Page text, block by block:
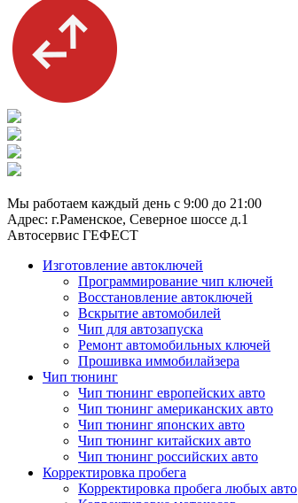
Мы работаем каждый день с 9:00 до 21:00
Адрес: г.Раменское, Северное шоссе д.1
Автосервис ГЕФЕСТ
Изготовление автоключей
Программирование чип ключей
Восстановление автоключей
Вскрытие автомобилей
Чип для автозапуска
Ремонт автомобильных ключей
Прошивка иммобилайзера
Чип тюнинг
Чип тюнинг европейских авто
Чип тюнинг американских авто
Чип тюнинг японских авто
Чип тюнинг китайских авто
Чип тюнинг российских авто
Корректировка пробега
Корректировка пробега любых авто